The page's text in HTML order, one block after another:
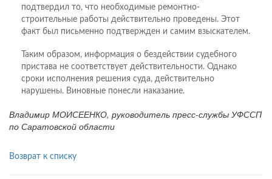
подтвердил то, что необходимые ремонтно-
строительные работы действительно проведены. Этот
факт был письменно подтвержден и самим взыскателем.
Таким образом, информация о бездействии судебного
пристава не соответствует действительности. Однако
сроки исполнения решения суда, действительно
нарушены. Виновные понесли наказание.
Владимир МОИСЕЕНКО, руководитель пресс-службы УФССП
по Саратовской области
Возврат к списку